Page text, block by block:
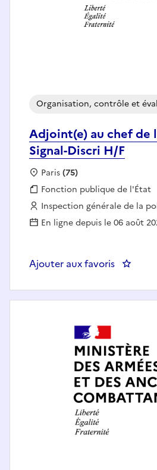
Adjoint(e) au chef de
Signal-Discri H/F
Organisation, contrôle et
Localisation :
Paris(75)
Fonction publique :
Fonction publique de l'État
Employeur :
Inspection générale de la
En ligne depuis le 06 août
Ajouter aux favoris :